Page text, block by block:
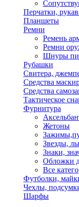
Перчатки,
Планшеты
Ремни
Ремень
Ремни
Шнуры
Рубашки
Свитера,
Средства
Средства
Тактическое
Фурнитура
Жетоны
Звезды,
Знаки,
Обложки
Все
Футболки,
Чехлы,
Шарфы